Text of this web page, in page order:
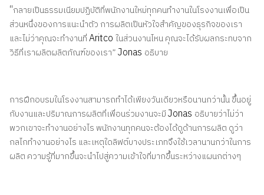
“กลายเป็นธรรมเนียมปฏิบัติที่พนักงานใหม่ทุกคนทำงานในโรงงานเพื่อเป็น
ส่วนหนึ่งของการแนะนำตัว การผลิตเป็นหัวใจสำคัญของธุรกิจของเรา
และไม่ว่าคุณจะทำงานที่Aritco ในส่วนงานไหน คุณจะได้รับผลกระทบจาก
วิธีที่เราผลิตผลิตภัณฑ์ของเรา”Jonas อธิบาย
การฝึกอบรมในโรงงานสามารถทำได้เพียงวันเดียวหรือนานกว่านั้น ขึ้นอยู่
กับงานและปริมาณการผลิตที่เพื่อนร่วมงานจะมีJonas อธิบายว่าไม่ว่า
พวกเขาจะทำงานอย่างไร พนักงานทุกคนจะต้องได้ดูด้านการผลิต ดูว่า
กลไกทำงานอย่างไร และเหตุใดลิฟต์บางประเภทจึงใช้เวลานานกว่าในการ
ผลิต ความรู้ที่มากขึ้นจะนำไปสู่ความเข้าใจที่มากขึ้นระหว่างแผนกต่างๆ